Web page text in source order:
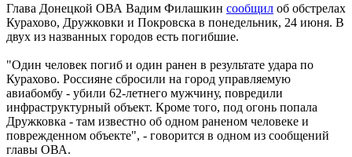
Глава Донецкой ОВА Вадим Филашкин сообщил об обстрелах
Курахово, Дружковки и Покровска в понедельник, 24 июня. В
двух из названных городов есть погибшие.
"Один человек погиб и один ранен в результате удара по
Курахово. Россияне сбросили на город управляемую
авиабомбу - убили 62-летнего мужчину, повредили
инфраструктурный объект. Кроме того, под огонь попала
Дружковка - там известно об одном раненом человеке и
поврежденном объекте", - говорится в одном из сообщений
главы ОВА.